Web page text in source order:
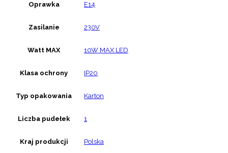
Oprawka E14
Zasilanie 230V
Watt MAX 10W MAX LED
Klasa ochrony IP20
Typ opakowania Karton
Liczba pudełek 1
Kraj produkcji Polska